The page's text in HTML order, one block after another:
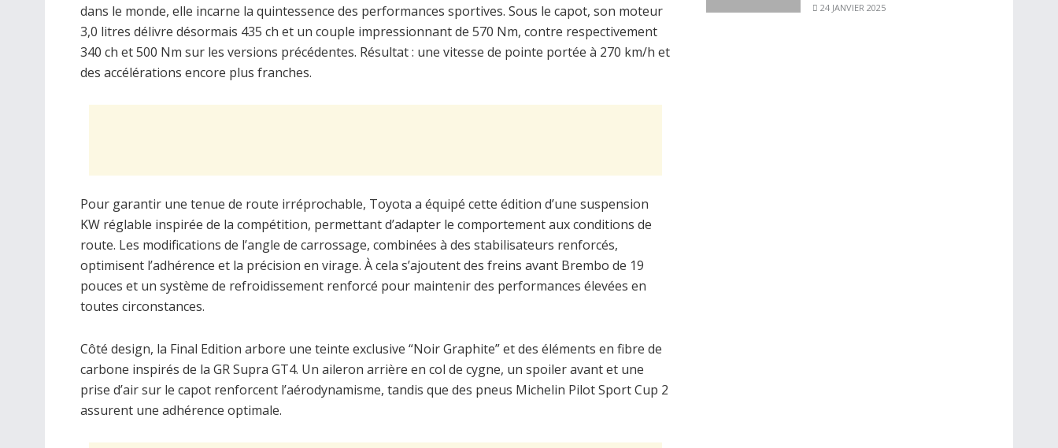
dans le monde, elle incarne la quintessence des performances sportives. Sous le capot, son moteur
3,0 litres délivre désormais 435 ch et un couple impressionnant de 570 Nm, contre respectivement
340 ch et 500 Nm sur les versions précédentes. Résultat : une vitesse de pointe portée à 270 km/h et
des accélérations encore plus franches.
Pour garantir une tenue de route irréprochable, Toyota a équipé cette édition d’une suspension
KW réglable inspirée de la compétition, permettant d’adapter le comportement aux conditions de
route. Les modifications de l’angle de carrossage, combinées à des stabilisateurs renforcés,
optimisent l’adhérence et la précision en virage. À cela s’ajoutent des freins avant Brembo de 19
pouces et un système de refroidissement renforcé pour maintenir des performances élevées en
toutes circonstances.
Côté design, la Final Edition arbore une teinte exclusive “Noir Graphite” et des éléments en fibre de
carbone inspirés de la GR Supra GT4. Un aileron arrière en col de cygne, un spoiler avant et une
prise d’air sur le capot renforcent l’aérodynamisme, tandis que des pneus Michelin Pilot Sport Cup 2
assurent une adhérence optimale.
24 JANVIER 2025